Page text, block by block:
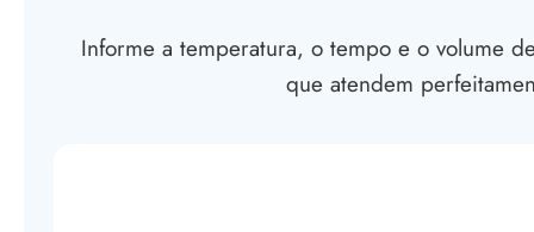
Informe a temperatura, o tempo e o volume
que atendem